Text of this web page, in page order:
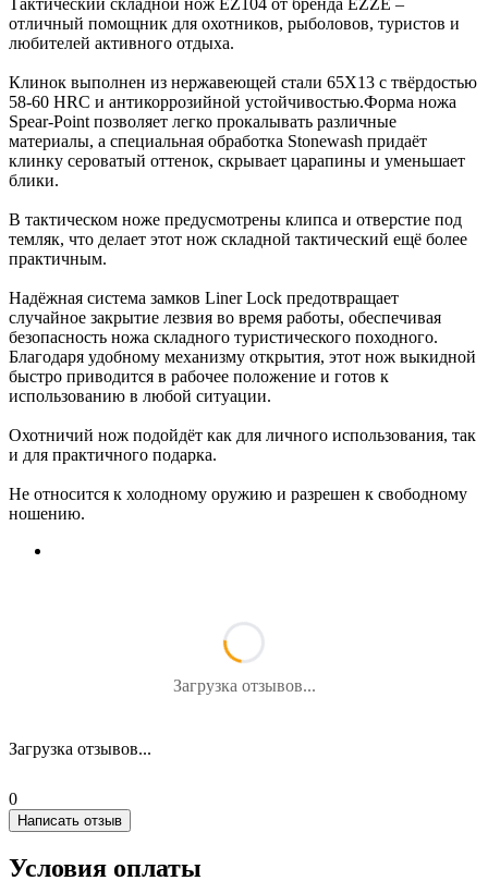
отличный помощник для охотников, рыболовов, туристов и
любителей активного отдыха.
Клинок выполнен из нержавеющей стали 65Х13 с твёрдостью
58-60 HRC и антикоррозийной устойчивостью.Форма ножа
Spear-Point позволяет легко прокалывать различные
материалы, а специальная обработка Stonewash придаёт
клинку сероватый оттенок, скрывает царапины и уменьшает
блики.
В тактическом ноже предусмотрены клипса и отверстие под
темляк, что делает этот нож складной тактический ещё более
практичным.
Надёжная система замков Liner Lock предотвращает
случайное закрытие лезвия во время работы, обеспечивая
безопасность ножа складного туристического походного.
Благодаря удобному механизму открытия, этот нож выкидной
быстро приводится в рабочее положение и готов к
использованию в любой ситуации.
Охотничий нож подойдёт как для личного использования, так
и для практичного подарка.
Не относится к холодному оружию и разрешен к свободному
ношению.
Загрузка отзывов...
Загрузка отзывов...
0
Написать отзыв
Условия оплаты